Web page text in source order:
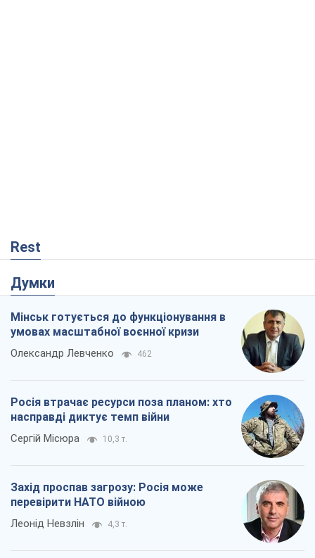
Rest
Думки
Мінськ готується до функціонування в
умовах масштабної воєнної кризи
Олександр Левченко 462
Росія втрачає ресурси поза планом: хто
насправді диктує темп війни
Сергій Місюра 10,3 т.
Захід проспав загрозу: Росія може
перевірити НАТО війною
Леонід Невзлін 4,3 т.